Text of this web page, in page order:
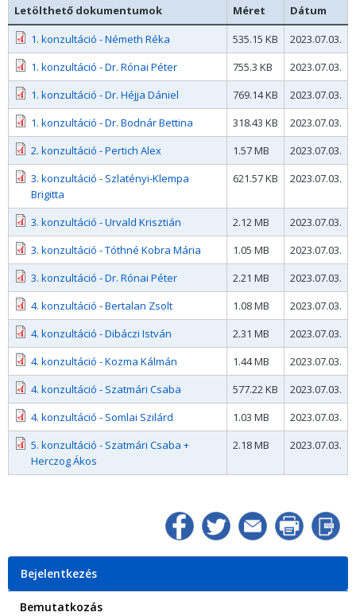
Letölthető dokumentumok Méret
Dátum
1. konzultáció - Németh Réka
535.15 KB
2023.07.03.
1. konzultáció - Dr. Rónai Péter
755.3 KB
2023.07.03.
1. konzultáció - Dr. Héjja Dániel
769.14 KB
2023.07.03.
1. konzultáció - Dr. Bodnár Bettina
318.43 KB
2023.07.03.
2. konzultáció - Pertich Alex
1.57 MB
2023.07.03.
3. konzultáció - Szlatényi-Klempa
Brigitta
621.57 KB 2023.07.03.
3. konzultáció - Urvald Krisztián 2.12 MB
2023.07.03.
3. konzultáció - Tóthné Kobra Mária
1.05 MB
2023.07.03.
3. konzultáció - Dr. Rónai Péter
2.21 MB
2023.07.03.
4. konzultáció - Bertalan Zsolt
1.08 MB
2023.07.03.
4. konzultáció - Dibáczi István
2.31 MB
2023.07.03.
4. konzultáció - Kozma Kálmán
1.44 MB
2023.07.03.
4. konzultáció - Szatmári Csaba
577.22 KB
2023.07.03.
4. konzultáció - Somlai Szilárd
1.03 MB
2023.07.03.
5. konzultáció - Szatmári Csaba +
Herczog Ákos
2.18 MB 2023.07.03.
Bejelentkezés
Bemutatkozás